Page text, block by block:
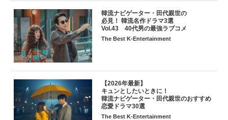
韓流ナビゲーター・田代親世の
必見！ 韓流名作ドラマ3選
Vol.43 40代男の最強ラブコメ
The Best K-Entertainment
【2026年最新】
キュンとしたいときに！
韓流ナビゲーター・田代親世のおすすめ
恋愛ドラマ30選
The Best K-Entertainment